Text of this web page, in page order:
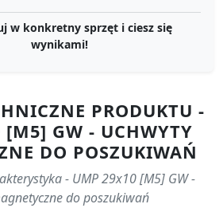
w konkretny sprzęt i ciesz się
wynikami!
PRODUKTU -
GW - UCHWYTY
DO POSZUKIWAŃ
- UMP 29x10 [M5] GW -
do poszukiwań